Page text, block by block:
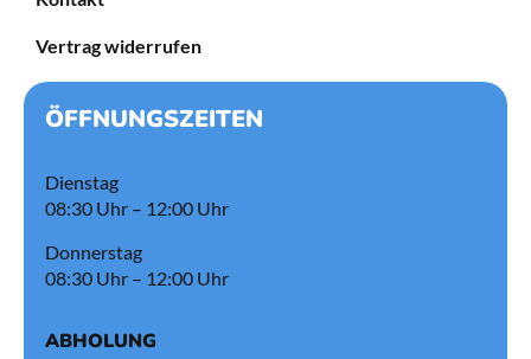
Vertrag widerrufen
ÖFFNUNGSZEITEN
Dienstag
08:30 Uhr – 12:00 Uhr
Donnerstag
08:30 Uhr – 12:00 Uhr
ABHOLUNG